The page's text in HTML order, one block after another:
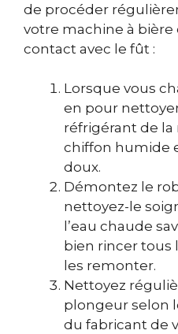
de procéder
votre machine à
contact avec le fût :
Lorsque vous
en pour
réfrigérant de la
chiffon humide
doux.
Démontez le
nettoyez-le
l’eau chaude
bien rincer tous
les remonter.
Nettoyez
plongeur selon
du fabricant de